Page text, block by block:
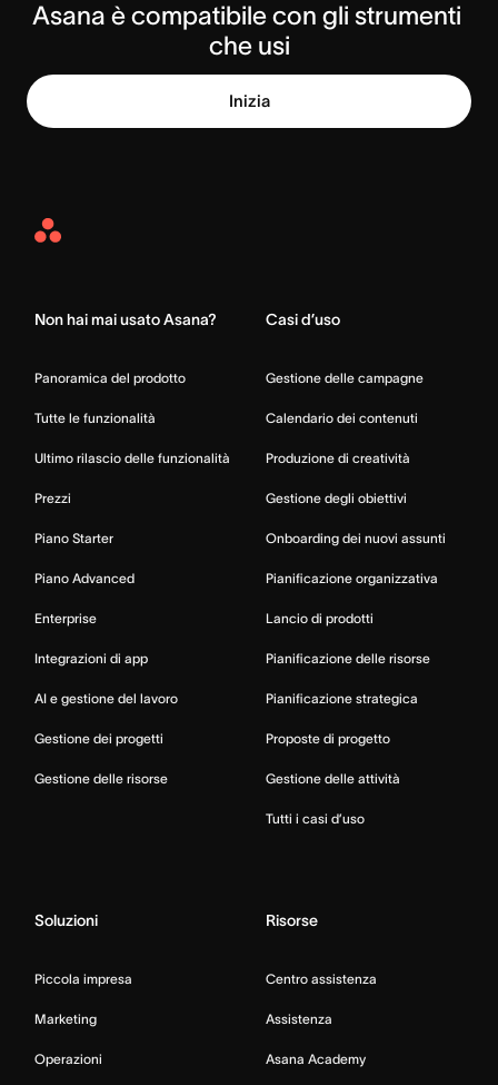
Asana è compatibile con gli strumenti
che usi
Inizia
Asana
Non hai mai usato Asana?
Panoramica del prodotto
Tutte le funzionalità
Ultimo rilascio delle funzionalità
Prezzi
Piano Starter
Piano Advanced
Enterprise
Integrazioni di app
AI e gestione del lavoro
Gestione dei progetti
Gestione delle risorse
Casi d’uso
Gestione delle campagne
Calendario dei contenuti
Produzione di creatività
Gestione degli obiettivi
Onboarding dei nuovi assunti
Pianificazione organizzativa
Lancio di prodotti
Pianificazione delle risorse
Pianificazione strategica
Proposte di progetto
Gestione delle attività
Tutti i casi d’uso
Soluzioni
Piccola impresa
Marketing
Operazioni
Risorse
Centro assistenza
Assistenza
Asana Academy